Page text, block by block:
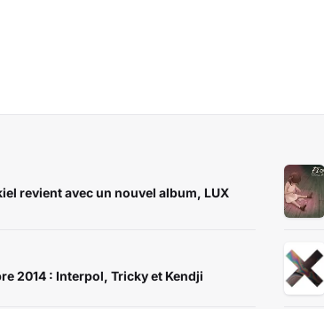
revient avec un nouvel album, LUX
2014 : Interpol, Tricky et Kendji